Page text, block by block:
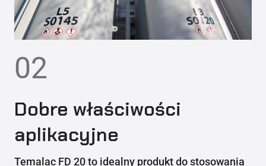
02
Dobre właściwości
aplikacyjne
Temalac FD 20 to idealny produkt do stosowania